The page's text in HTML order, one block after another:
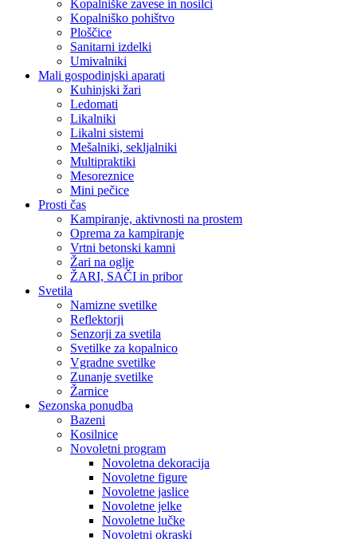
Kopalniške zavese in nosilci
Kopalniško pohištvo
Ploščice
Sanitarni izdelki
Umivalniki
Mali gospodinjski aparati
Kuhinjski žari
Ledomati
Likalniki
Likalni sistemi
Mešalniki, sekljalniki
Multipraktiki
Mesoreznice
Mini pečice
Prosti čas
Kampiranje, aktivnosti na prostem
Oprema za kampiranje
Vrtni betonski kamni
Žari na oglje
ŽARI, SAČI in pribor
Svetila
Namizne svetilke
Reflektorji
Senzorji za svetila
Svetilke za kopalnico
Vgradne svetilke
Zunanje svetilke
Žarnice
Sezonska ponudba
Bazeni
Kosilnice
Novoletni program
Novoletna dekoracija
Novoletne figure
Novoletne jaslice
Novoletne jelke
Novoletne lučke
Novoletni okraski